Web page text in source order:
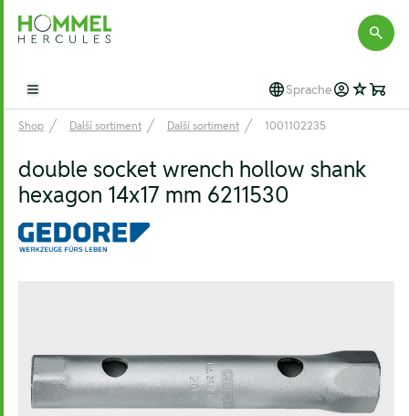
Hommel Hercules
Open main menu Sprache
Shop Další sortiment Další sortiment 1001102235
double socket wrench hollow shank
hexagon 14x17 mm 6211530